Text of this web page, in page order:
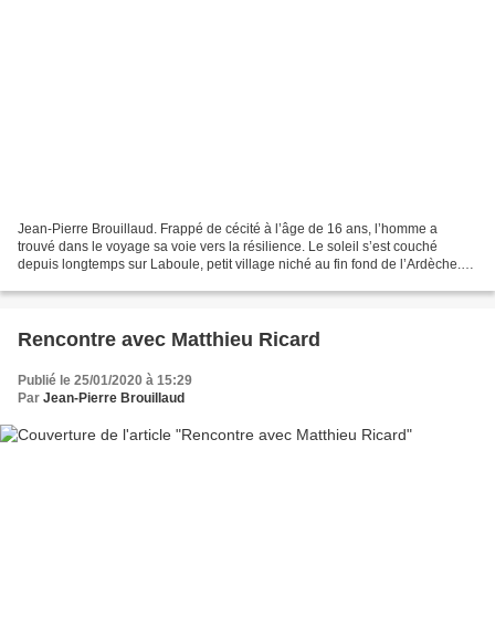
Jean-Pierre Brouillaud. Frappé de cécité à l’âge de 16 ans, l’homme a
trouvé dans le voyage sa voie vers la résilience. Le soleil s’est couché
depuis longtemps sur Laboule, petit village niché au fin fond de l’Ardèche.
Rencontre avec Matthieu Ricard
Publié le 25/01/2020 à 15:29
Par Jean-Pierre Brouillaud